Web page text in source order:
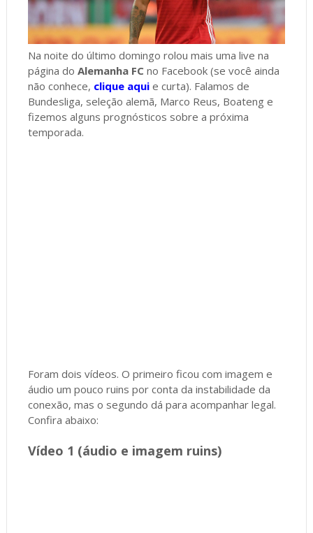
Na noite do último domingo rolou mais uma live na
página do Alemanha FC no Facebook (se você ainda
não conhece, clique aquie curta). Falamos de
Bundesliga, seleção alemã, Marco Reus, Boateng e
fizemos alguns prognósticos sobre a próxima
temporada.
Foram dois vídeos. O primeiro ficou com imagem e
áudio um pouco ruins por conta da instabilidade da
conexão, mas o segundo dá para acompanhar legal.
Confira abaixo:
Vídeo 1 (áudio e imagem ruins)